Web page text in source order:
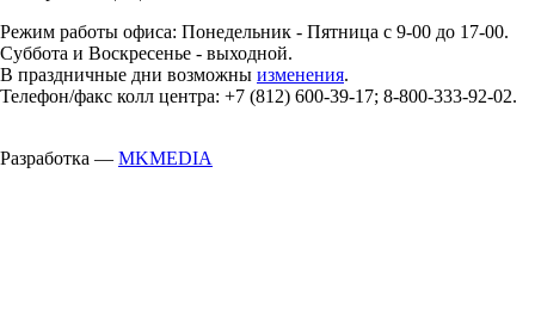
Режим работы офиса: Понедельник - Пятница с 9-00 до 17-00.
Суббота и Воскресенье - выходной.
В праздничные дни возможны изменения.
Телефон/факс колл центра: +7 (812) 600-39-17; 8-800-333-92-02.
Разработка — MKMEDIA